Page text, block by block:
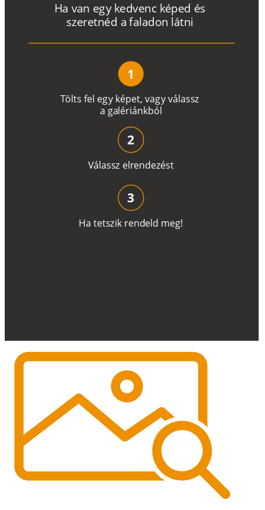
Tölts fel egy képet, vagyválassz
a galériánkból
Ha van egy kedvenc képed és
szeretnéd a faladon látni
1
Válassz elrendezést
2
Ha tetszik rendeld meg!
3